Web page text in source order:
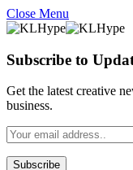
Close Menu
Subscribe to
Get the latest creative
business.